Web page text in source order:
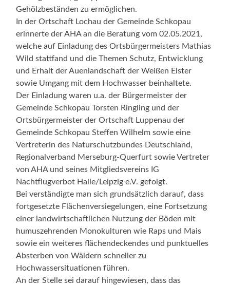
Gehölzbeständen zu ermöglichen.
In der Ortschaft Lochau der Gemeinde Schkopau
erinnerte der AHA an die Beratung vom 02.05.2021,
welche auf Einladung des Ortsbürgermeisters Mathias
Wild stattfand und die Themen Schutz, Entwicklung
und Erhalt der Auenlandschaft der Weißen Elster
sowie Umgang mit dem Hochwasser beinhaltete.
Der Einladung waren u.a. der Bürgermeister der
Gemeinde Schkopau Torsten Ringling und der
Ortsbürgermeister der Ortschaft Luppenau der
Gemeinde Schkopau Steffen Wilhelm sowie eine
Vertreterin des Naturschutzbundes Deutschland,
Regionalverband Merseburg-Querfurt sowie Vertreter
von AHA und seines Mitgliedsvereins IG
Nachtflugverbot Halle/Leipzig e.V. gefolgt.
Bei verständigte man sich grundsätzlich darauf, dass
fortgesetzte Flächenversiegelungen, eine Fortsetzung
einer landwirtschaftlichen Nutzung der Böden mit
humuszehrenden Monokulturen wie Raps und Mais
sowie ein weiteres flächendeckendes und punktuelles
Absterben von Wäldern schneller zu
Hochwassersituationen führen.
An der Stelle sei darauf hingewiesen, dass das